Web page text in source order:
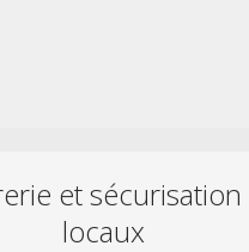
et
locaux